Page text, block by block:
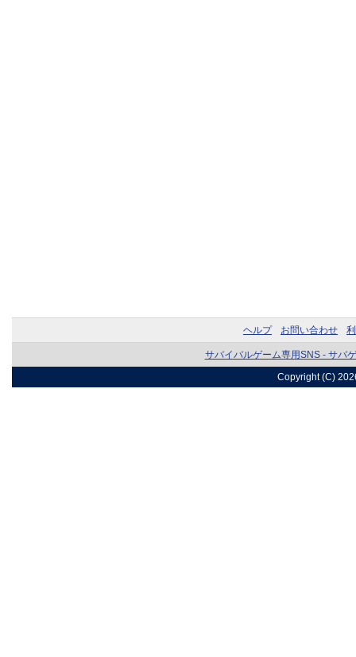
ヘルプ お問い合わせ
サバイバルゲーム専用SNS - サバ
Copyright (C)